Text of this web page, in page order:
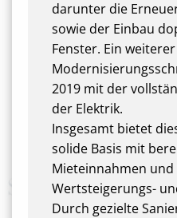
darunter die
sowie der Einbau
Fenster. Ein
2019 mit der
der Elektrik.
Insgesamt bietet
solide Basis mit
Mieteinnahmen
Wertsteigerungs-
Durch gezielte